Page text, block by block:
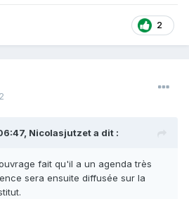
2
Nicolasjutzeta dit :
fait qu'il a un agenda très
sera ensuite diffusée sur la